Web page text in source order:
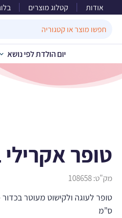
אודות קטלוג מוצרים
for:
יום הולדת לפי נושא
טופר אקרילי
מק"ט:108658
ס”מ